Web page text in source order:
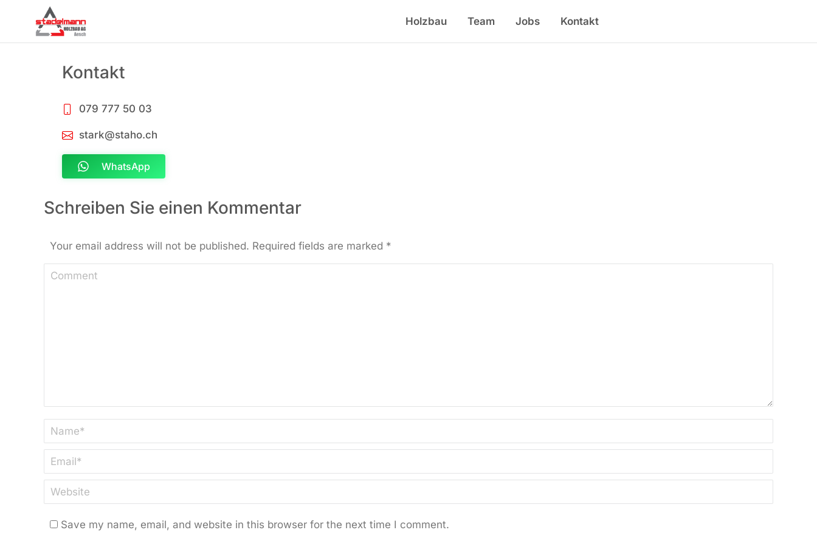
Holzbau Team Jobs Kontakt
Kontakt
079 777 50 03
stark@staho.ch
WhatsApp
Schreiben Sie einen Kommentar
Your email address will not be published. Required fields are marked *
Comment
Name *
Email *
Website
Save my name, email, and website in this browser for the next time I comment.